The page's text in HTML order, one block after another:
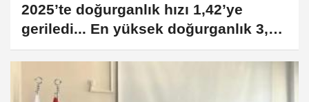
2025’te doğurganlık hızı 1,42’ye
geriledi... En yüksek doğurganlık 3,15
çocuk ile Şanlıurfa oldu